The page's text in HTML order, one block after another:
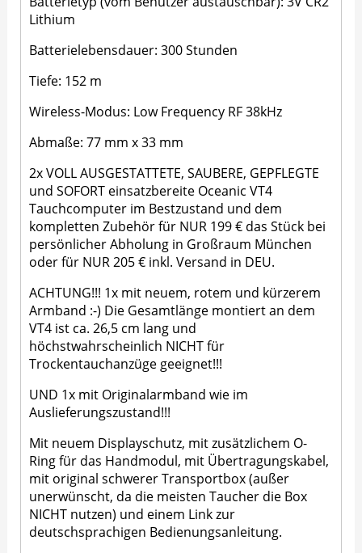
Lithium
Batterielebensdauer: 300 Stunden
Tiefe: 152 m
Wireless-Modus: Low Frequency RF 38kHz
Abmaße: 77 mm x 33 mm
2x VOLL AUSGESTATTETE, SAUBERE, GEPFLEGTE
und SOFORT einsatzbereite Oceanic VT4
Tauchcomputer im Bestzustand und dem
kompletten Zubehör für NUR 199 € das Stück bei
persönlicher Abholung in Großraum München
oder für NUR 205 € inkl. Versand in DEU.
ACHTUNG!!! 1x mit neuem, rotem und kürzerem
Armband :-) Die Gesamtlänge montiert an dem
VT4 ist ca. 26,5 cm lang und
höchstwahrscheinlich NICHT für
Trockentauchanzüge geeignet!!!
UND 1x mit Originalarmband wie im
Auslieferungszustand!!!
Mit neuem Displayschutz, mit zusätzlichem O-
Ring für das Handmodul, mit Übertragungskabel,
mit original schwerer Transportbox (außer
unerwünscht, da die meisten Taucher die Box
NICHT nutzen) und einem Link zur
deutschsprachigen Bedienungsanleitung.